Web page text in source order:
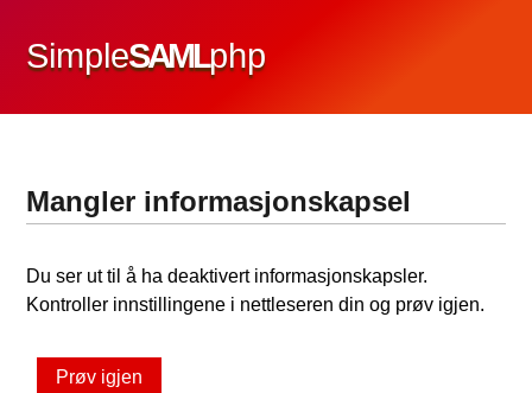
SimpleSAMLphp
Mangler informasjonskapsel
Du ser ut til å ha deaktivert informasjonskapsler.
Kontroller innstillingene i nettleseren din og prøv igjen.
Prøv igjen